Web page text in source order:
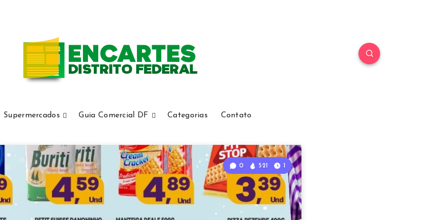
Supermercados Guia Comercial DF Categorias Contato
0 521 1